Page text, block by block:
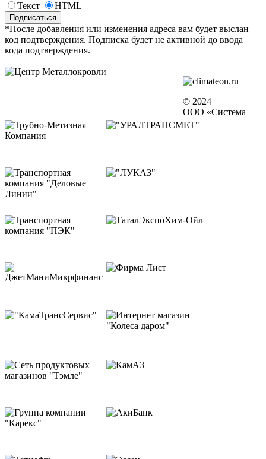
Текст
HTML
*После добавления или изменения адреса вам будет выслан
код подтверждения. Подписка будет не активной до ввода
кода подтверждения.
© 2024
ООО «Система